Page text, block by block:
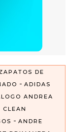
DE
- ADIDAS
ANDREA
CLEAN
- ANDRE